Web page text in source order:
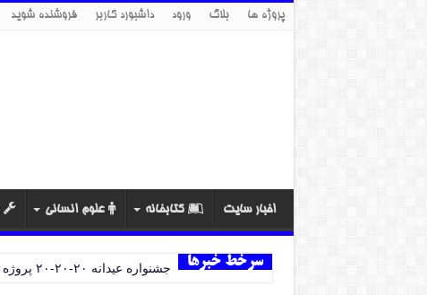
پروژه ها بلاگ ورود داشبورد کاربر فروشنده شوید
اخبار سایت کتابخانه علوم انسانی
سرخط خبرها جشنواره عیدانه ۲۰-۲۰-۲۰ پروژه ها